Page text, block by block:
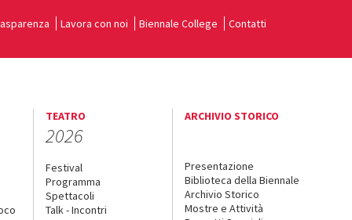
Lavora con noi Biennale College Contatti
TEATRO
2026
Festival
Programma
Spettacoli
Talk - Incontri
ARCHIVIO STORICO
Presentazione
Biblioteca della Biennale
Archivio Storico
Mostre e Attività